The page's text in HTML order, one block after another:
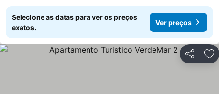
Selecione as datas para ver os preços
exatos.
Ver preços
Partilhar